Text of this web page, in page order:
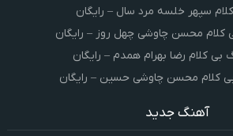
سپهر خلسه مرد سال – رایگان
کلام محسن چاوشی چهل روز – رایگان
بی کلام رضا بهرام همدم – رایگان
کلام محسن چاوشی حسین – رایگان
آهنگ جدید